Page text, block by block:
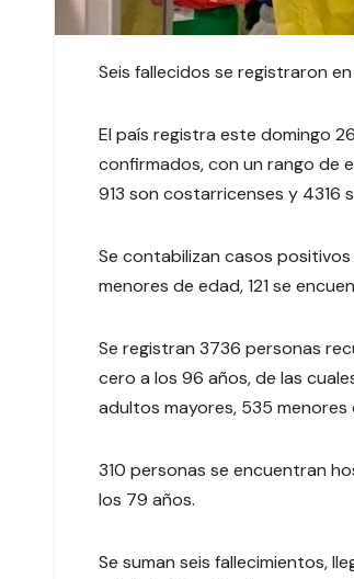
Seis fallecidos se registraron
El país registra este domingo
confirmados, con un rango de
913 son costarricenses y 4316
Se contabilizan casos
menores de edad, 121 se
Se registran 3736 personas
cero a los 96 años, de las
adultos mayores, 535
310 personas se encuentran
los 79 años.
Se suman seis fallecimientos,